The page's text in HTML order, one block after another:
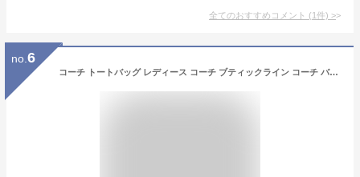
全てのおすすめコメント (1件) >
no. 6
コーチ トートバッグ レディース コーチ ブティックライン コーチ バック 新作 COACH ウィロウ トート ブラック